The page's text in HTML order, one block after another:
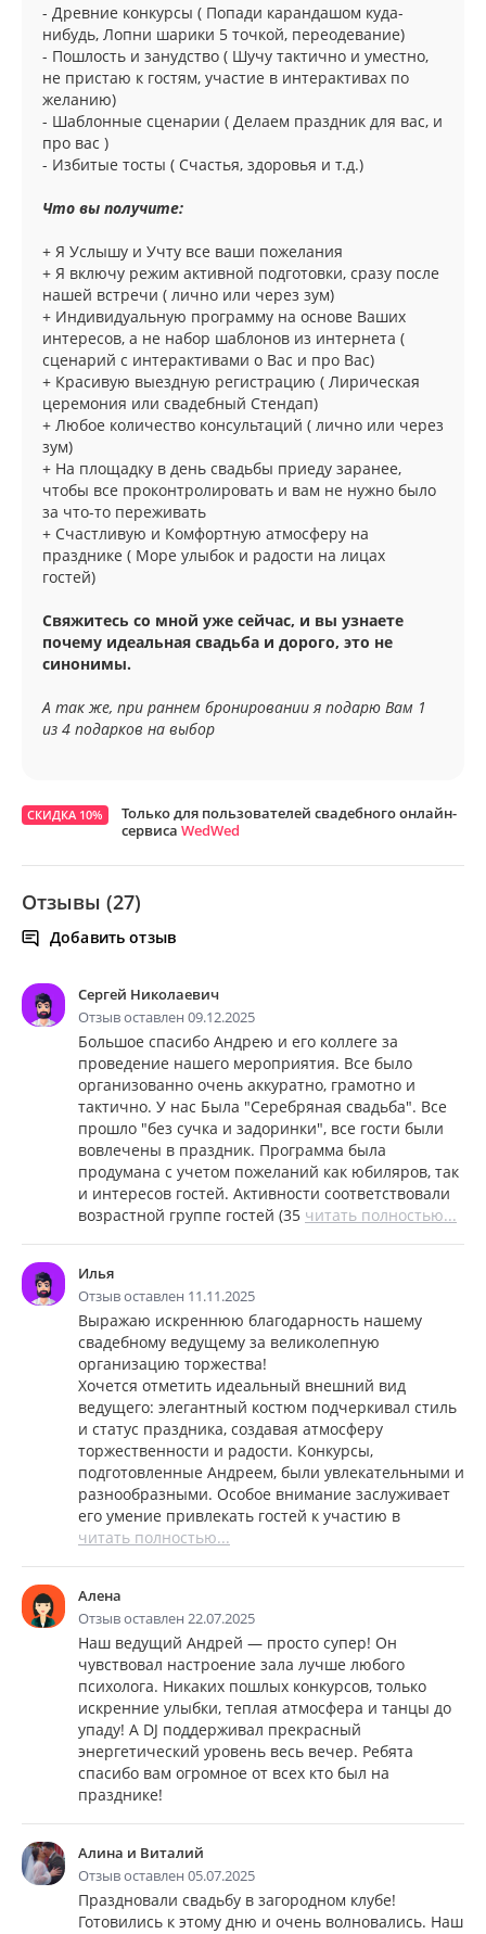
- Древние конкурсы ( Попади карандашом куда-
нибудь, Лопни шарики 5 точкой, переодевание)
- Пошлость и занудство ( Шучу тактично и уместно,
не пристаю к гостям, участие в интерактивах по
желанию)
- Шаблонные сценарии ( Делаем праздник для вас, и
про вас )
- Избитые тосты ( Счастья, здоровья и т.д.)
Что вы получите:
+ Я Услышу и Учту все ваши пожелания
+ Я включу режим активной подготовки, сразу после
нашей встречи ( лично или через зум)
+ Индивидуальную программу на основе Ваших
интересов, а не набор шаблонов из интернета (
сценарий с интерактивами о Вас и про Вас)
+ Красивую выездную регистрацию ( Лирическая
церемония или свадебный Стендап)
+ Любое количество консультаций ( лично или через
зум)
+ На площадку в день свадьбы приеду заранее,
чтобы все проконтролировать и вам не нужно было
за что-то переживать
+ Счастливую и Комфортную атмосферу на
празднике ( Море улыбок и радости на лицах
гостей)
Свяжитесь со мной уже сейчас, и вы узнаете
почему идеальная свадьба и дорого, это не
синонимы.
А так же, при раннем бронировании я подарю Вам 1
из 4 подарков на выбор
СКИДКА 10%
Только для пользователей свадебного онлайн-
сервиса WedWed
Отзывы (27)
Добавить отзыв
Сергей Николаевич
Отзыв оставлен 09.12.2025
Большое спасибо Андрею и его коллеге за
проведение нашего мероприятия. Все было
организованно очень аккуратно, грамотно и
тактично. У нас Была "Серебряная свадьба". Все
прошло "без сучка и задоринки", все гости были
вовлечены в праздник. Программа была
продумана с учетом пожеланий как юбиляров, так
и интересов гостей. Активности соответствовали
возрастной группе гостей (35 читать полностью...
Илья
Отзыв оставлен 11.11.2025
Выражаю искреннюю благодарность нашему
свадебному ведущему за великолепную
организацию торжества!
Хочется отметить идеальный внешний вид
ведущего: элегантный костюм подчеркивал стиль
и статус праздника, создавая атмосферу
торжественности и радости. Конкурсы,
подготовленные Андреем, были увлекательными и
разнообразными. Особое внимание заслуживает
его умение привлекать гостей к участию в
читать полностью...
Алена
Отзыв оставлен 22.07.2025
Наш ведущий Андрей — просто супер! Он
чувствовал настроение зала лучше любого
психолога. Никаких пошлых конкурсов, только
искренние улыбки, теплая атмосфера и танцы до
упаду! А DJ поддерживал прекрасный
энергетический уровень весь вечер. Ребята
спасибо вам огромное от всех кто был на
празднике!
Алина и Виталий
Отзыв оставлен 05.07.2025
Праздновали свадьбу в загородном клубе!
Готовились к этому дню и очень волновались. Наш